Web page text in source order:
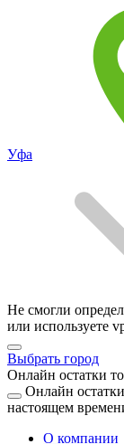
Уфа
Не смогли
или используете
Выбрать город
Онлайн остатки
Онлайн
настоящем
О компании